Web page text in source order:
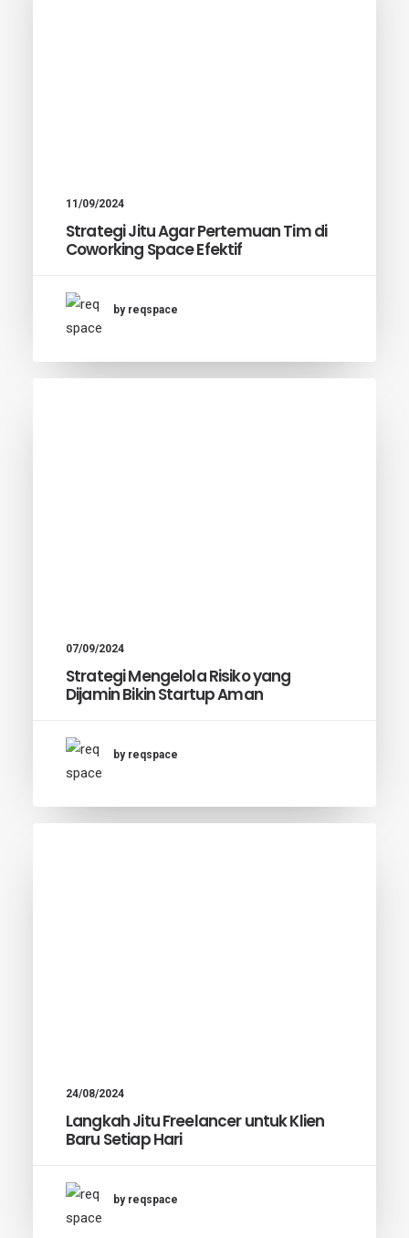
11/09/2024
Strategi Jitu Agar Pertemuan Tim di
Coworking Space Efektif
by reqspace
07/09/2024
Strategi Mengelola Risiko yang
Dijamin Bikin Startup Aman
by reqspace
24/08/2024
Langkah Jitu Freelancer untuk Klien
Baru Setiap Hari
by reqspace